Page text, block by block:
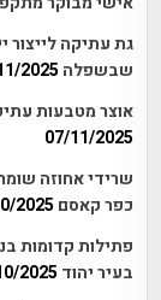
גת עתיקה לייצור
שבשפלה 2025
אוצר מטבעות
07/11/2025
כפר קאסם 2025
בעיר יהוד 2025